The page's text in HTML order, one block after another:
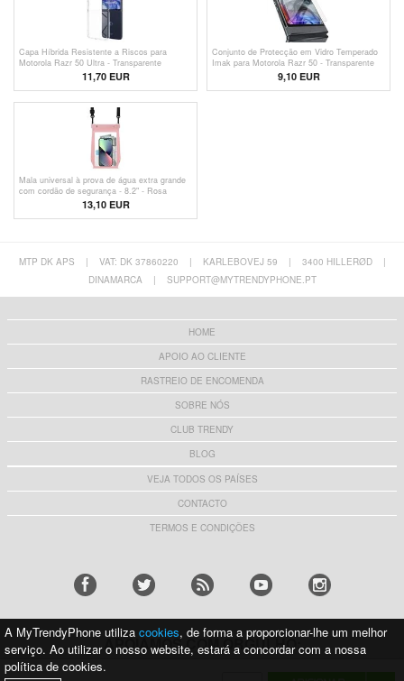
Capa Híbrida Resistente a Riscos para
Motorola Razr 50 Ultra - Transparente
11,70 EUR
Conjunto de Protecção em Vidro Temperado
Imak para Motorola Razr 50 - Transparente
9,10 EUR
Mala universal à prova de água extra grande
com cordão de segurança - 8.2" - Rosa
13,10 EUR
MTP DK APS | VAT: DK 37860220 | KARLEBOVEJ 59 | 3400 HILLERØD
|
DINAMARCA
| SUPPORT@MYTRENDYPHONE.PT
HOME
APOIO AO CLIENTE
RASTREIO DE ENCOMENDA
SOBRE NÓS
CLUB TRENDY
BLOG
VEJA TODOS OS PAÍSES
CONTACTO
TERMOS E CONDIÇÕES
APOIAMOS COM ORGULHO:
A MyTrendyPhone utiliza cookies, de forma a proporcionar-lhe um melhor
serviço. Ao utilizar o nosso website, estará a concordar com a nossa
política de cookies.